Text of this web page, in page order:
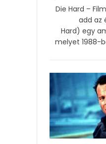
Die Hard –
add az
Hard) egy
melyet 1988-